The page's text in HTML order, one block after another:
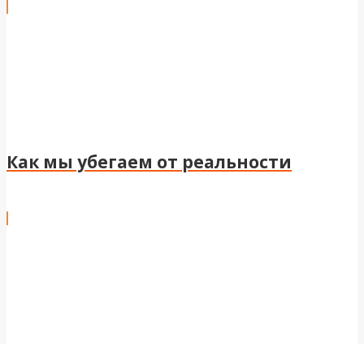
Как мы убегаем от реальности